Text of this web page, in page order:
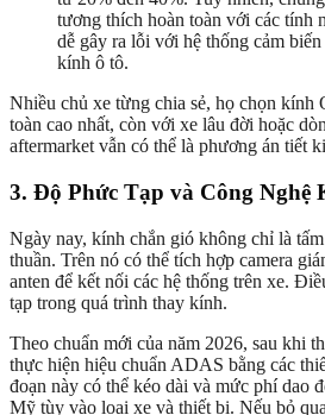
tương thích hoàn toàn với các tính
dễ gây ra lỗi với hệ thống cảm
kính ô tô.
Nhiều chủ xe từng chia sẻ, họ chọn kính
toàn cao nhất, còn với xe lâu đời hoặc
aftermarket vẫn có thể là phương án tiết
3. Độ Phức Tạp và Công Nghệ
Ngày nay, kính chắn gió không chỉ là
thuần. Trên nó có thể tích hợp camera
anten để kết nối các hệ thống trên xe.
tạp trong quá trình thay kính.
Theo chuẩn mới của năm 2026, sau khi
thực hiện hiệu chuẩn ADAS bằng các
đoạn này có thể kéo dài và mức phí dao
Mỹ tùy vào loại xe và thiết bị. Nếu bỏ